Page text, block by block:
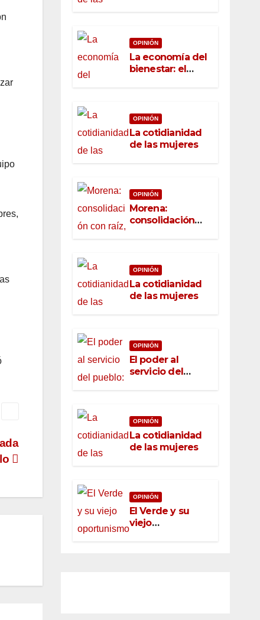
OPINIÓN
La economía del
bienestar: el
OPINIÓN
La cotidianidad
de las mujeres
OPINIÓN
Morena:
consolidación
OPINIÓN
La cotidianidad
de las mujeres
OPINIÓN
El poder al
servicio del
OPINIÓN
La cotidianidad
de las mujeres
OPINIÓN
El Verde y su
viejo